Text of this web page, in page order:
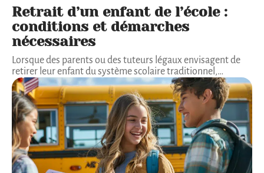
Retrait d’un enfant de l’école :
conditions et démarches
nécessaires
Lorsque des parents ou des tuteurs légaux envisagent de
retirer leur enfant du système scolaire traditionnel,…